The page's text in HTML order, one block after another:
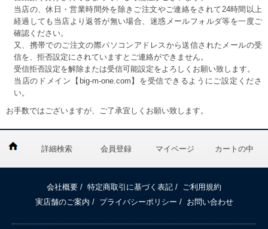
当店の、休日・営業時間外を除きご注文やご連絡をされて24時間以上
経過しても当店より返答が無い場合、迷惑メールフォルダ等を一度ご
確認ください。
又、携帯でのご注文の際パソコンアドレスから送信されたメールの受
信を、拒否設定にされていますとご連絡ができません。
受信拒否設定を解除または受信可能設定をよろしくお願い致します。
当店のドメイン【big-m-one.com】を受信できるようにご設定くださ
い。
お手数ではございますが、ご了承宜しくお願い致します。
詳細検索 会員登録 マイページ カートの中
会社概要 / 特定商取引に基づく表記 /
ご利用規約
実店舗のご案内 / プライバシーポリシー / お問い合わせ